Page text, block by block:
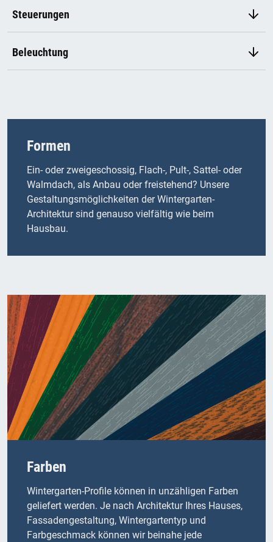
Steuerungen
Beleuchtung
Formen
Ein- oder zweigeschossig, Flach-, Pult-, Sattel- oder
Walmdach, als Anbau oder freistehend? Unsere
Gestaltungsmöglichkeiten der Wintergarten-
Architektur sind genauso vielfältig wie beim
Hausbau.
Farben
Wintergarten-Profile können in unzähligen Farben
geliefert werden. Je nach Architektur Ihres Hauses,
Fassadengestaltung, Wintergartentyp und
Farbgeschmack können wir beinahe jede